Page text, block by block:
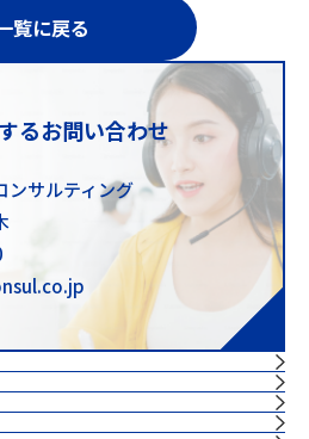
覧に戻る
るお問い合わせ
ンサルティング